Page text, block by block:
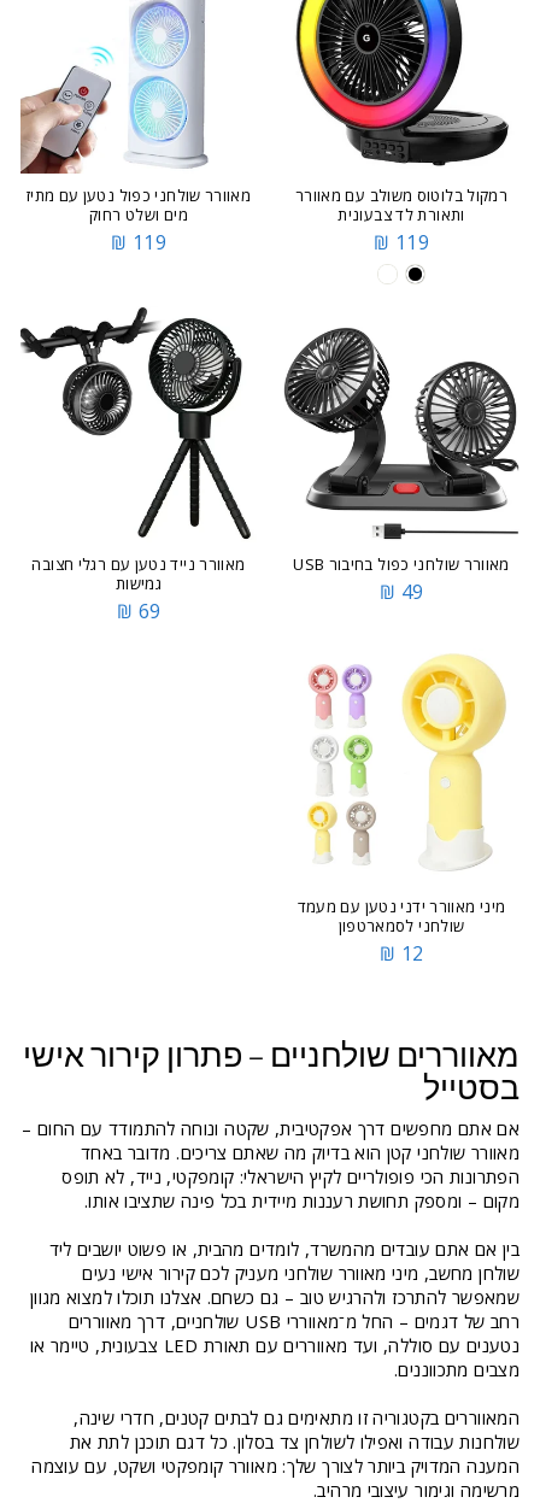
רמקול בלוטוס משולב עם מאוורר
ותאורת לד צבעונית
119 ₪
מאוורר שולחני כפול נטען עם מתיז
מים ושלט רחוק
119 ₪
מאוורר שולחני כפול בחיבור USB
49 ₪
מאוורר נייד נטען עם רגלי חצובה
גמישות
69 ₪
מיני מאוורר ידני נטען עם מעמד
שולחני לסמארטפון
12 ₪
מאווררים שולחניים – פתרון קירור אישי
בסטייל
אם אתם מחפשים דרך אפקטיבית, שקטה ונוחה להתמודד עם החום –
מאוורר שולחני קטן הוא בדיוק מה שאתם צריכים. מדובר באחד
הפתרונות הכי פופולריים לקיץ הישראלי: קומפקטי, נייד, לא תופס
מקום – ומספק תחושת רעננות מיידית בכל פינה שתציבו אותו.
בין אם אתם עובדים מהמשרד, לומדים מהבית, או פשוט יושבים ליד
שולחן מחשב, מיני מאוורר שולחני מעניק לכם קירור אישי נעים
שמאפשר להתרכז ולהרגיש טוב – גם כשחם. אצלנו תוכלו למצוא מגוון
רחב של דגמים – החל מ־מאווררי USB שולחניים, דרך מאווררים
נטענים עם סוללה, ועד מאווררים עם תאורת LED צבעונית, טיימר או
מצבים מתכווננים.
המאווררים בקטגוריה זו מתאימים גם לבתים קטנים, חדרי שינה,
שולחנות עבודה ואפילו לשולחן צד בסלון. כל דגם תוכנן לתת את
המענה המדויק ביותר לצורך שלך: מאוורר קומפקטי ושקט, עם עוצמה
מרשימה וגימור עיצובי מרהיב.